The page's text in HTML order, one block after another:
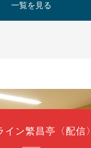
vol 1
一覧を見る
イン繁昌亭〈配信〉